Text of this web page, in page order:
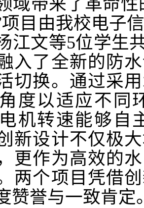
域带来了革命
目 由我校电子
江文等5位学生
入了全新的防
切换。通过采
度以适应不同
机转速能够自
新设计不仅极
更作为高效的
两个项目凭借
赞誉与一致肯定